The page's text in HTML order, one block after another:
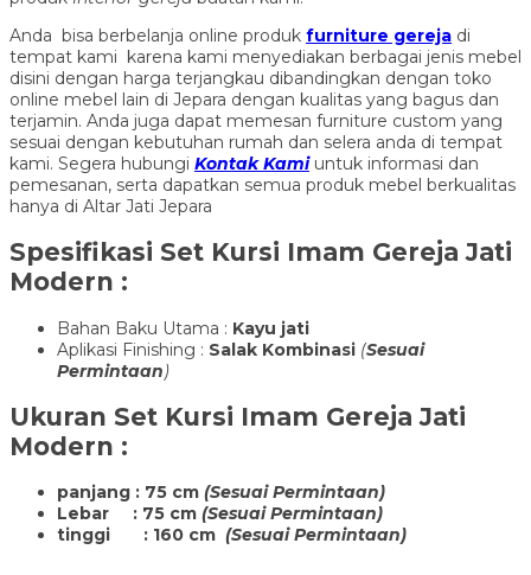
Anda bisa berbelanja online produk furniture gereja di
tempat kami karena kami menyediakan berbagai jenis mebel
disini dengan harga terjangkau dibandingkan dengan toko
online mebel lain di Jepara dengan kualitas yang bagus dan
terjamin. Anda juga dapat memesan furniture custom yang
sesuai dengan kebutuhan rumah dan selera anda di tempat
kami. Segera hubungi Kontak Kamiuntuk informasi dan
pemesanan, serta dapatkan semua produk mebel berkualitas
hanya di Altar Jati Jepara
Spesifikasi Set Kursi Imam Gereja Jati
Modern :
Bahan Baku Utama : Kayu jati
Aplikasi Finishing : Salak Kombinasi (Sesuai
Permintaan)
Ukuran Set Kursi Imam Gereja Jati
Modern :
panjang : 75 cm (Sesuai Permintaan)
Lebar : 75 cm (Sesuai Permintaan)
tinggi : 160 cm (Sesuai Permintaan)